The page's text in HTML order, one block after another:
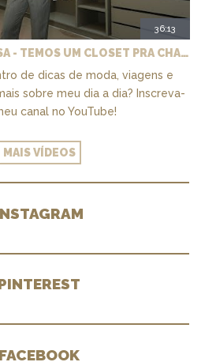
36:13
EP. 6: A SAGA DA CASA - TEMOS UM CLOSET PRA CHAMAR DE NOSSO + MARCENARIA E PAISAGISMO
de dicas de moda, viagens e
sobre meu dia a dia? Inscreva-
canal no YouTube!
MAIS VÍDEOS
FACEBOOK